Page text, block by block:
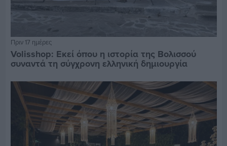
Πριν 17 ημέρες
Volisshop: Εκεί όπου η ιστορία της Βολισσού
συναντά τη σύγχρονη ελληνική δημιουργία